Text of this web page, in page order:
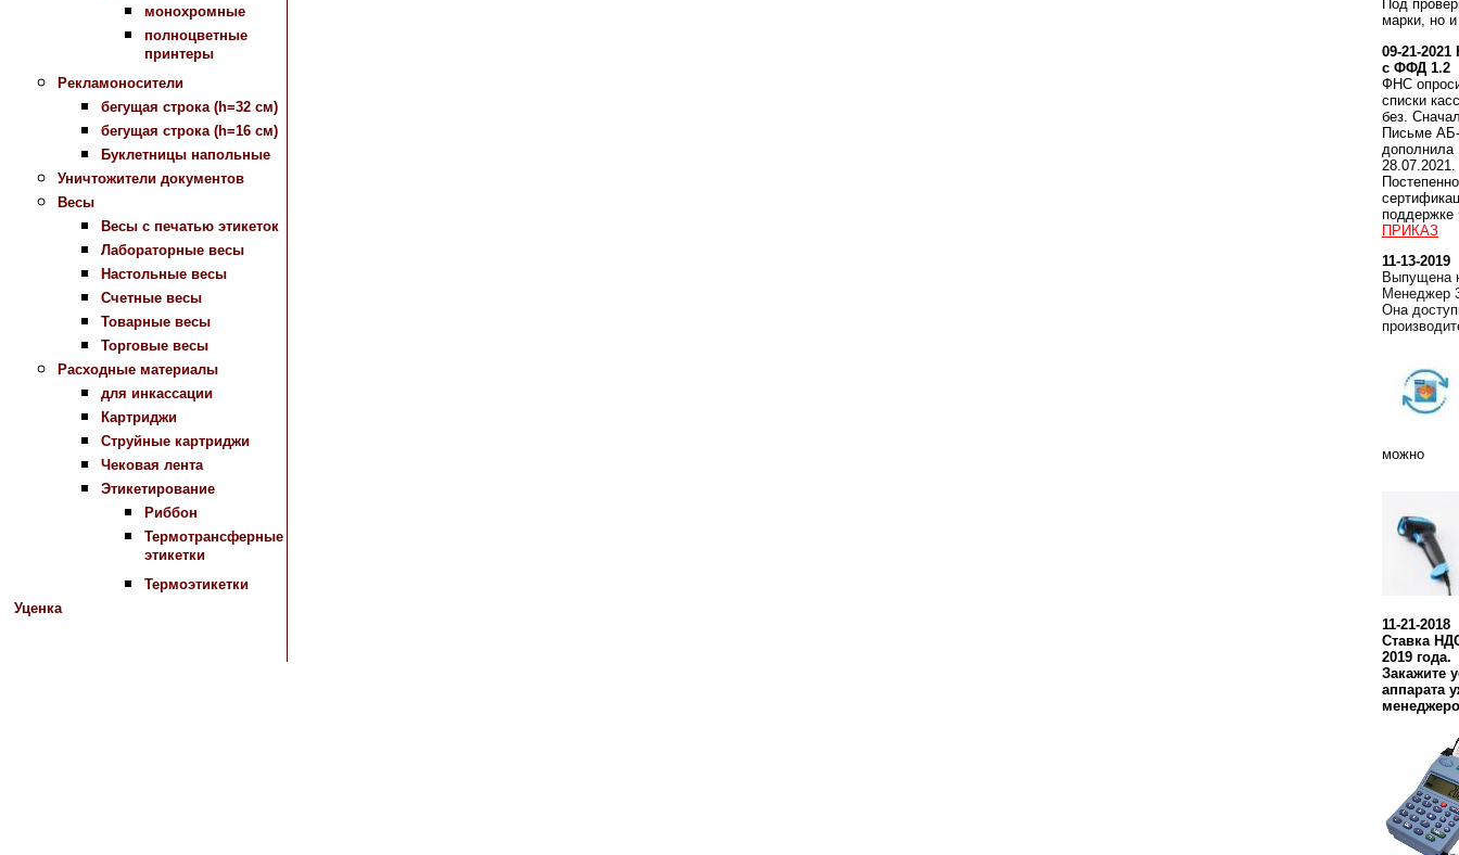
монохромные
полноцветные
принтеры
Рекламоносители
бегущая строка (h=32 см)
бегущая строка (h=16 см)
Буклетницы напольные
Уничтожители документов
Весы
Весы с печатью этикеток
Лабораторные весы
Настольные весы
Счетные весы
Товарные весы
Торговые весы
Расходные материалы
для инкассации
Картриджи
Струйные картриджи
Чековая лента
Этикетирование
Риббон
Термотрансферные
этикетки
Термоэтикетки
Уценка
Под
марки, но и
09-21-2021
с ФФД 1.2
ФНС
списки
без.
Письме АБ-
28.07.2021.
поддержке
ПРИКАЗ
11-13-2019
Выпущена
Менеджер
Она
можно
11-21-2018
Ставка
2019 года.
Закажите
аппарата